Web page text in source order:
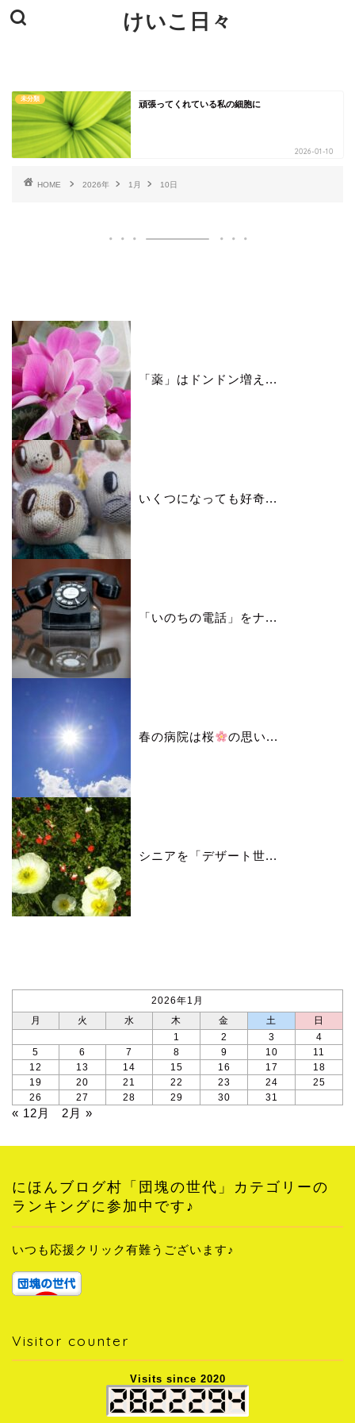
けいこ日々
未分類
頑張ってくれている私の細胞に
2026-01-10
HOME 2026年 1月 10日
「薬」はドンドン増え...
いくつになっても好奇...
「いのちの電話」をナ...
春の病院は桜 の思い...
シニアを「デザート世...
2026年1月
月
火 水 木 金 土
日
1
2 3
4
5
6 7 8 9 10
11
12
13 14 15 16 17
18
19
20 21 22 23 24
25
26
27 28 29 30 31
« 12月 2月 »
にほんブログ村「団塊の世代」カテゴリーの
ランキングに参加中です♪
いつも応援クリック有難うございます♪
Visitor counter
Visits since 2020